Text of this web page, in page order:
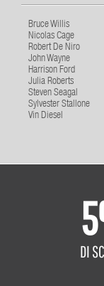
Bruce Willis
Nicolas Cage
Robert De Niro
John Wayne
Harrison Ford
Julia Roberts
Steven Seagal
Sylvester Stallone
Vin Diesel
DI